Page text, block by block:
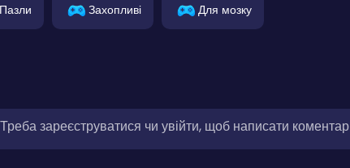
Пазли Захопливі Для мозку
Треба зареєструватися чи увійти, щоб написати коментар